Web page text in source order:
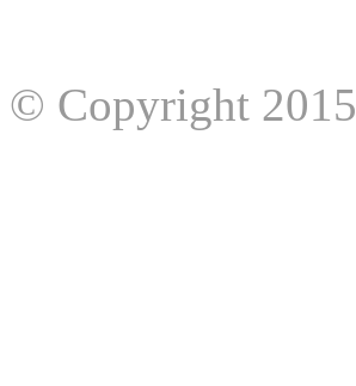
© Copyright 2015